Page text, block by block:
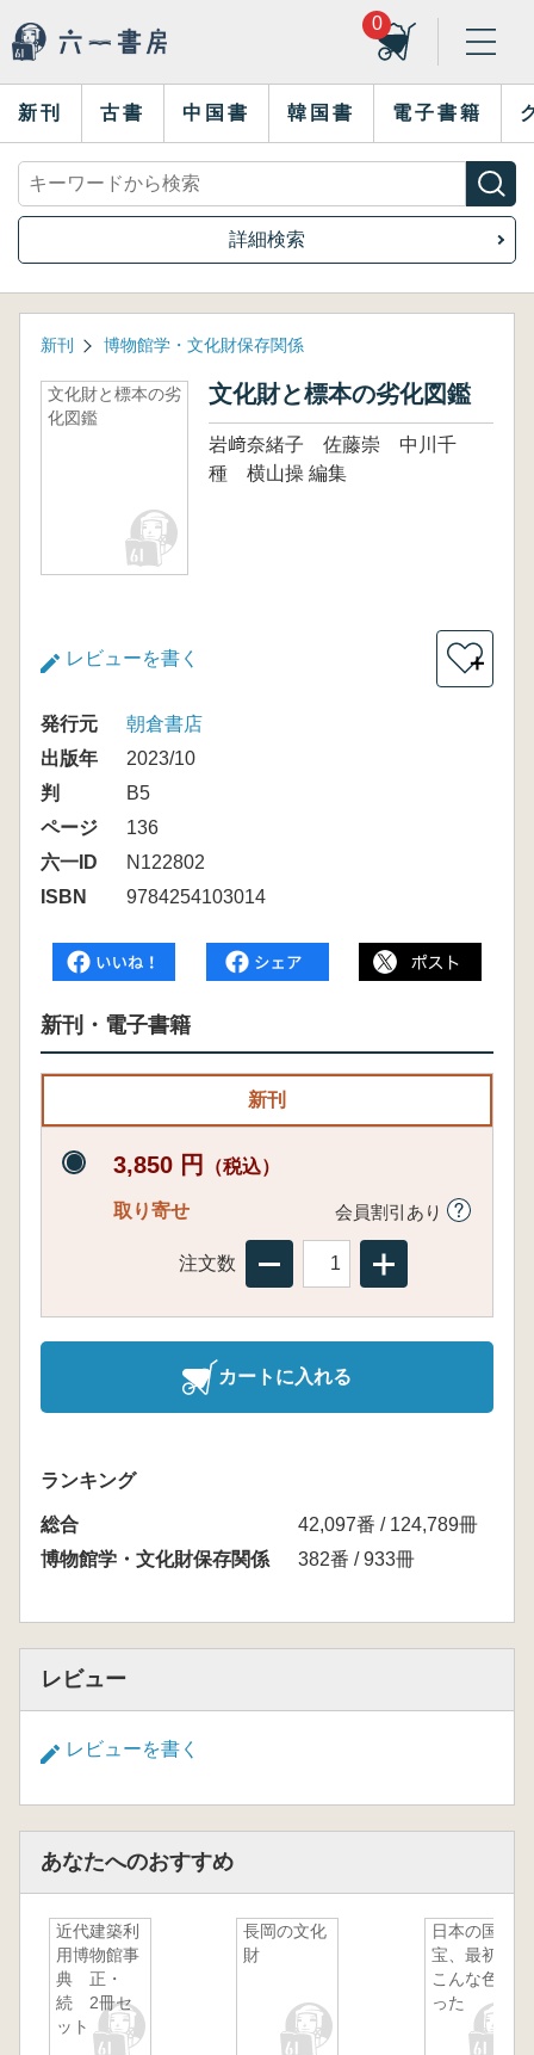
0
新刊 古書 中国書 韓国書 電子書籍
詳細検索
新刊 博物館学・文化財保存関係
文化財と標本の劣
化図鑑
文化財と標本の劣化図鑑
岩﨑奈緒子 佐藤崇 中川千
種 横山操 編集
レビューを書く ＋
発行元
朝倉書店
出版年
2023/10
判
B5
ページ
136
六一ID
N122802
ISBN
9784254103014
新刊・電子書籍
新刊
3,850 円 （税込）
取り寄せ 会員割引あり
注文数
カートに入れる
ランキング
総合
42,097番 / 124,789冊
博物館学・文化財保存関係
382番 / 933冊
レビュー
レビューを書く
あなたへのおすすめ
近代建築利
用博物館事
典 正・
続 2冊セ
ット
長岡の文化
財
日本の国
宝、最初は
こんな色だ
った